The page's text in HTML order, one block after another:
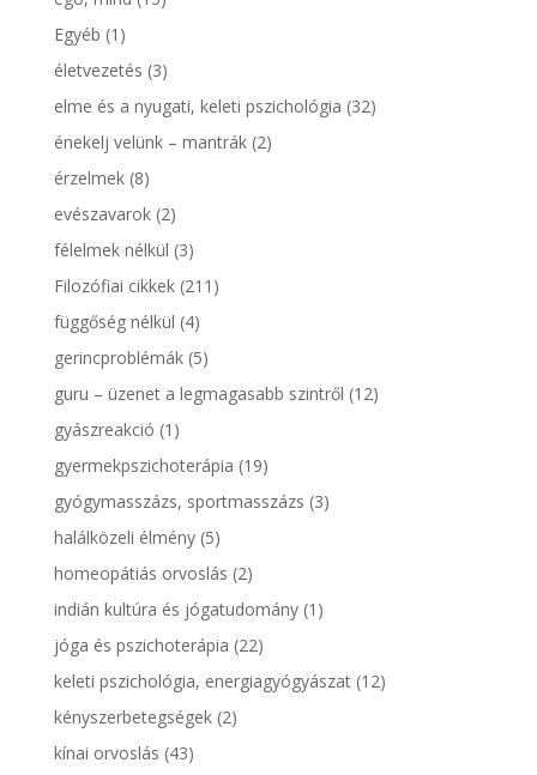
Egyéb (1)
életvezetés (3)
elme és a nyugati, keleti pszichológia (32)
énekelj velünk – mantrák(2)
érzelmek(8)
evészavarok(2)
félelmek nélkül (3)
Filozófiai cikkek(211)
függőség nélkül (4)
gerincproblémák(5)
guru – üzenet a legmagasabb szintről (12)
gyászreakció (1)
gyermekpszichoterápia (19)
gyógymasszázs, sportmasszázs (3)
halálközeli élmény(5)
homeopátiás orvoslás (2)
indián kultúra és jógatudomány(1)
jóga és pszichoterápia (22)
keleti pszichológia, energiagyógyászat(12)
kényszerbetegségek(2)
kínai orvoslás (43)